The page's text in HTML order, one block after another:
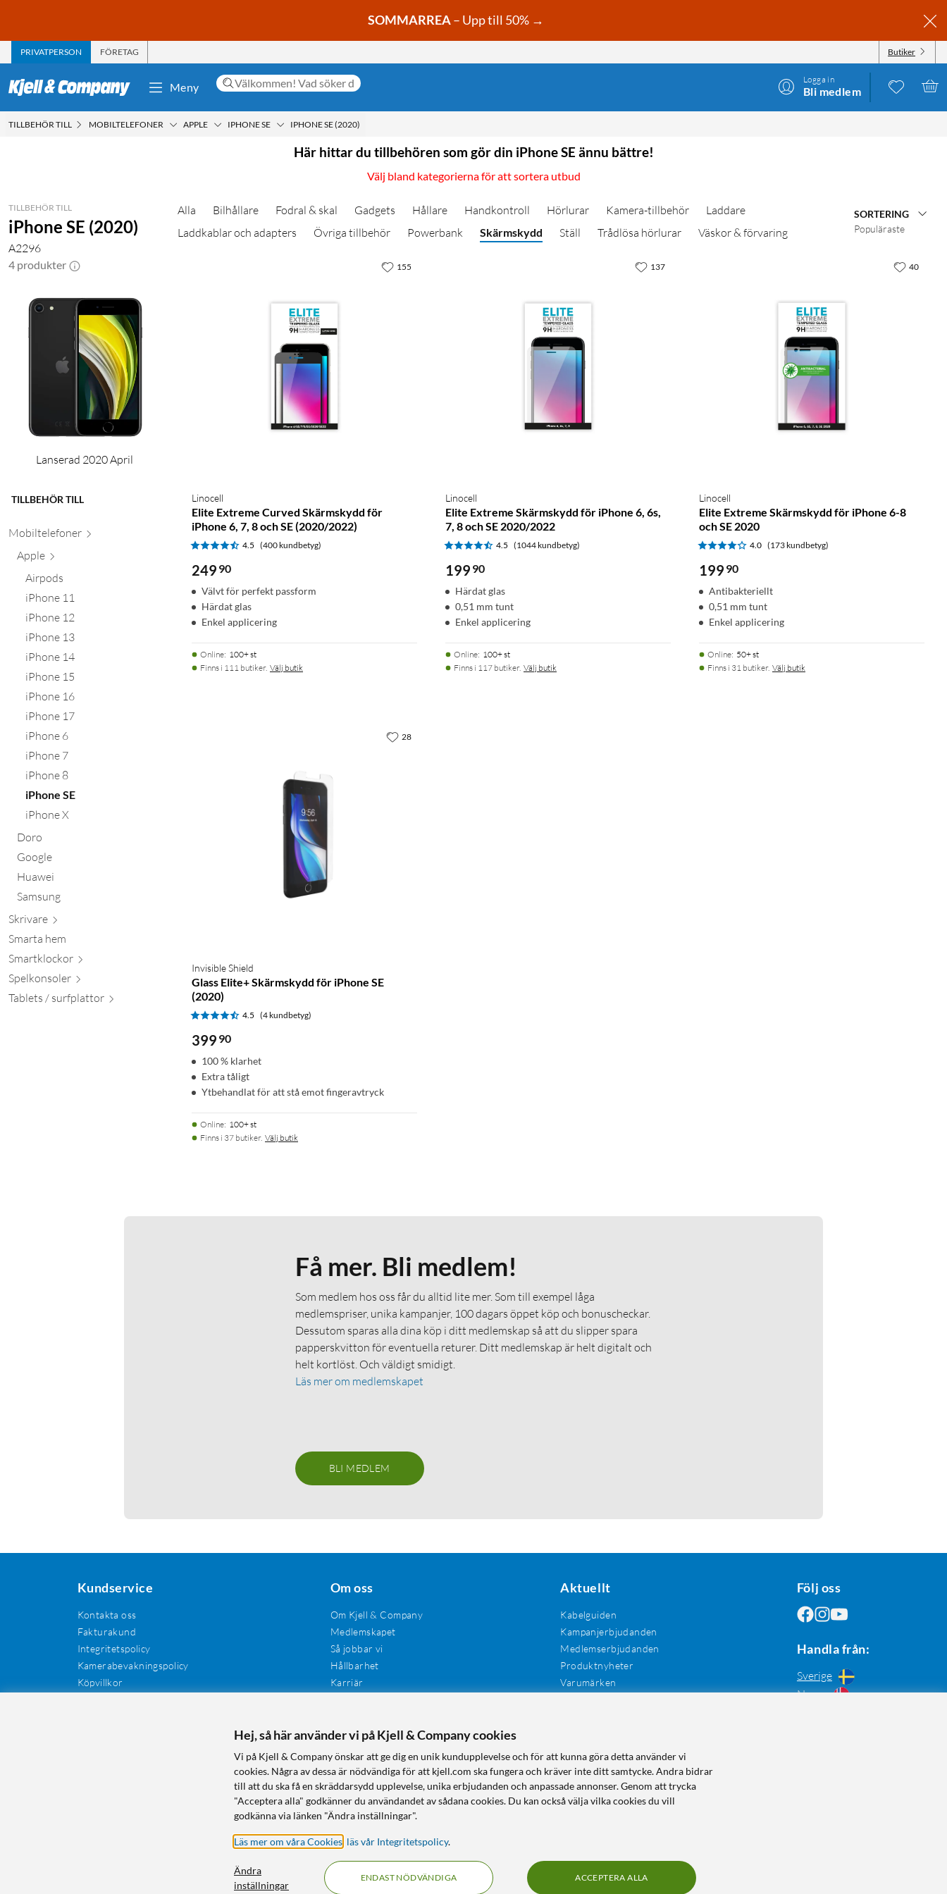
SOMMARREA– Upp till 50% →
PRIVATPERSON FÖRETAG Butiker
Meny
Logga in
Bli medlem
TILLBEHÖR TILL MOBILTELEFONER APPLE IPHONE SE IPHONE SE (2020)
Här hittar du tillbehören som gör din iPhone SE ännu bättre!
Välj bland kategorierna för att sortera utbud
TILLBEHÖR TILL
iPhone SE (2020)
A2296
4 produkter
Lanserad 2020 April
TILLBEHÖR TILL
Mobiltelefoner
Apple
Airpods
iPhone 11
iPhone 12
iPhone 13
iPhone 14
iPhone 15
iPhone 16
iPhone 17
iPhone 6
iPhone 7
iPhone 8
iPhone SE
iPhone X
Doro
Google
Huawei
Samsung
Skrivare
Smarta hem
Smartklockor
Spelkonsoler
Tablets / surfplattor
Alla Bilhållare Fodral & skal Gadgets Hållare Handkontroll Hörlurar Kamera-tillbehör
Laddare
Laddkablar och adapters
Övriga tillbehör Powerbank Skärmskydd Ställ Trådlösa hörlurar Väskor & förvaring
SORTERING
Populäraste
Linocell
Elite Extreme Curved Skärmskydd för
iPhone 6, 7, 8 och SE (2020/2022)
4.5 (400 kundbetyg)
249 90
Välvt för perfekt passform
Härdat glas
Enkel applicering
Online: 100+ st
Finns i 111 butiker. Välj butik
155
Linocell
Elite Extreme Skärmskydd för iPhone 6, 6s,
7, 8 och SE 2020/2022
4.5 (1044 kundbetyg)
199 90
Härdat glas
0,51 mm tunt
Enkel applicering
Online: 100+ st
Finns i 117 butiker. Välj butik
137
Linocell
Elite Extreme Skärmskydd för iPhone 6-8
och SE 2020
4.0 (173 kundbetyg)
199 90
Antibakteriellt
0,51 mm tunt
Enkel applicering
Online: 50+ st
Finns i 31 butiker. Välj butik
40
Invisible Shield
Glass Elite+ Skärmskydd för iPhone SE
(2020)
4.5 (4 kundbetyg)
399 90
100 % klarhet
Extra tåligt
Ytbehandlat för att stå emot fingeravtryck
Online: 100+ st
Finns i 37 butiker. Välj butik
28
Få mer. Bli medlem!
Som medlem hos oss får du alltid lite mer. Som till exempel låga
medlemspriser, unika kampanjer, 100 dagars öppet köp och bonuscheckar.
Dessutom sparas alla dina köp i ditt medlemskap så att du slipper spara
papperskvitton för eventuella returer. Ditt medlemskap är helt digitalt och
helt kortlöst. Och väldigt smidigt.
Läs mer om medlemskapet
BLI MEDLEM
Kundservice
Kontakta oss
Fakturakund
Integritetspolicy
Kamerabevakningspolicy
Köpvillkor
Om oss
Om Kjell & Company
Medlemskapet
Så jobbar vi
Hållbarhet
Karriär
Tillgänglighet
Aktuellt
Kabelguiden
Kampanjerbjudanden
Medlemserbjudanden
Produktnyheter
Varumärken
Följ oss
Handla från:
Sverige
Norge
Hej, så här använder vi på Kjell & Company cookies
Vi på Kjell & Company önskar att ge dig en unik kundupplevelse och för att kunna göra detta använder vi
cookies. Några av dessa är nödvändiga för att kjell.com ska fungera och kräver inte ditt samtycke. Andra bidrar
till att du ska få en skräddarsydd upplevelse, unika erbjudanden och anpassade annonser. Genom att trycka
"Acceptera alla" godkänner du användandet av sådana cookies. Du kan också välja vilka cookies du vill
godkänna via länken "Ändra inställningar".
Läs mer om våra Cookies läs vår Integritetspolicy.
Ändra
inställningar
ENDAST NÖDVÄNDIGA ACCEPTERA ALLA